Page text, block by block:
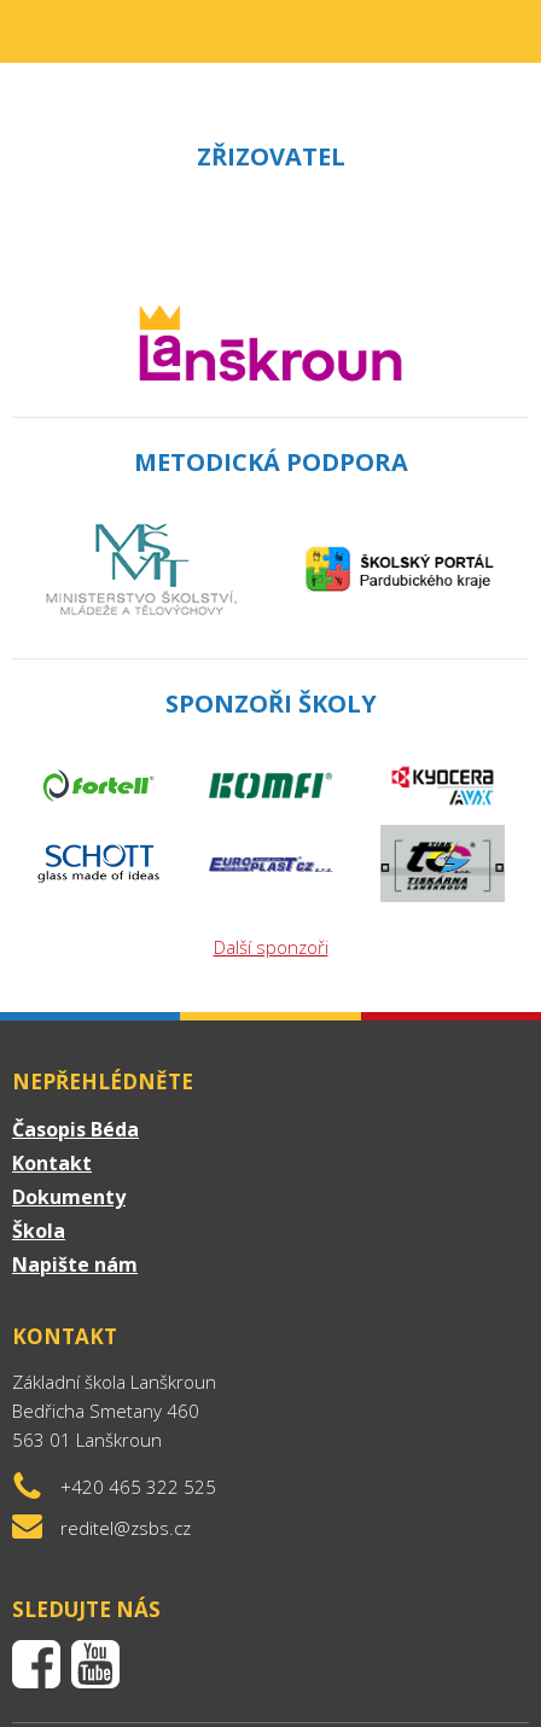
ZŘIZOVATEL
METODICKÁ PODPORA
SPONZOŘI ŠKOLY
Další sponzoři
NEPŘEHLÉDNĚTE
Časopis Béda
Kontakt
Dokumenty
Škola
Napište nám
KONTAKT
Základní škola Lanškroun
Bedřicha Smetany 460
563 01 Lanškroun
+420 465 322 525
reditel@zsbs.cz
SLEDUJTE NÁS